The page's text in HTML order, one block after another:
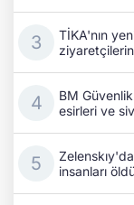
TİKA'nın
BM
esirleri ve
insanları